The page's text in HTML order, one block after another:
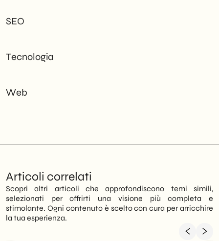
SEO
Tecnologia
Web
Articoli correlati
Scopri altri articoli che approfondiscono temi simili,
selezionati per offrirti una visione più completa e
stimolante. Ogni contenuto è scelto con cura per arricchire
la tua esperienza.